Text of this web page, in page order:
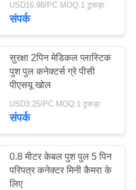
USD16.98/PC MOQ:1 टुकड़ा
संपर्क
सुरक्षा 2पिन मेडिकल प्लास्टिक
पुश पुल कनेक्टर्स ग्रे पीसी
पीएसयू खोल
USD3.25/PC MOQ:1 टुकड़ा
संपर्क
0.8 मीटर केबल पुश पुल 5 पिन
परिपत्र कनेक्टर मिनी कैमरा के
लिए